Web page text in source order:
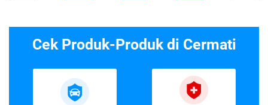
Cek Produk-Produk di Cermati